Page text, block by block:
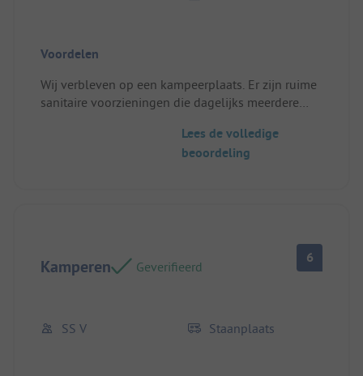
Voordelen
Wij verbleven op een kampeerplaats. Er zijn ruime
sanitaire voorzieningen die dagelijks meerdere
schaduwrijk. Camping ligt direct aan de rivier
waardoor wij het aanwezige zwembad minimaal
bereikbaar
Lees de volledige
beoordeling
Kamperen Geverifieerd
6
SS V Staanplaats